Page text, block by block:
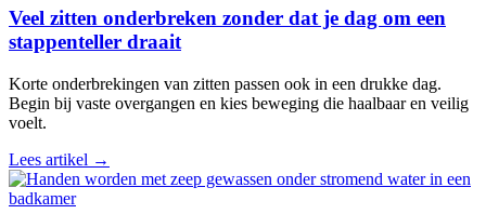
Veel zitten onderbreken zonder dat je dag om een
stappenteller draait
Korte onderbrekingen van zitten passen ook in een drukke dag.
Begin bij vaste overgangen en kies beweging die haalbaar en veilig
voelt.
Lees artikel →